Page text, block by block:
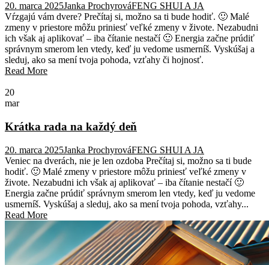
20. marca 2025Janka ProchyrováFENG SHUI A JA
Vŕzgajú vám dvere? Prečítaj si, možno sa ti bude hodiť. 🙂 Malé
zmeny v priestore môžu priniesť veľké zmeny v živote. Nezabudni
ich však aj aplikovať – iba čítanie nestačí 🙂 Energia začne prúdiť
správnym smerom len vtedy, keď ju vedome usmerníš. Vyskúšaj a
sleduj, ako sa mení tvoja pohoda, vzťahy či hojnosť.
Read More
20
mar
Krátka rada na každý deň
20. marca 2025Janka ProchyrováFENG SHUI A JA
Veniec na dverách, nie je len ozdoba Prečítaj si, možno sa ti bude
hodiť. 🙂 Malé zmeny v priestore môžu priniesť veľké zmeny v
živote. Nezabudni ich však aj aplikovať – iba čítanie nestačí 🙂
Energia začne prúdiť správnym smerom len vtedy, keď ju vedome
usmerníš. Vyskúšaj a sleduj, ako sa mení tvoja pohoda, vzťahy...
Read More